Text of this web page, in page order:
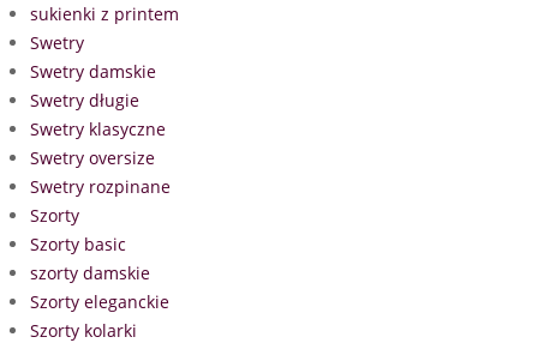
sukienki z printem
Swetry
Swetry damskie
Swetry długie
Swetry klasyczne
Swetry oversize
Swetry rozpinane
Szorty
Szorty basic
szorty damskie
Szorty eleganckie
Szorty kolarki